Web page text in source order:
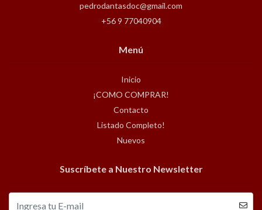
pedrodantasdoc@gmail.com
+56 9 77040904
Menú
Inicio
¡COMO COMPRAR!
Contacto
Listado Completo!
Nuevos
Suscríbete a Nuestro Newsletter